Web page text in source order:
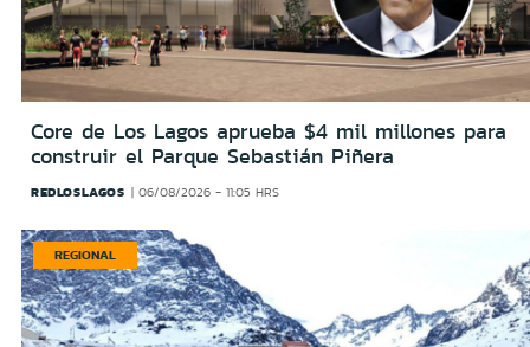
Core de Los Lagos aprueba $4 mil millones para
construir el Parque Sebastián Piñera
REDLOSLAGOS 06/08/2026 - 11:05 HRS
REGIONAL